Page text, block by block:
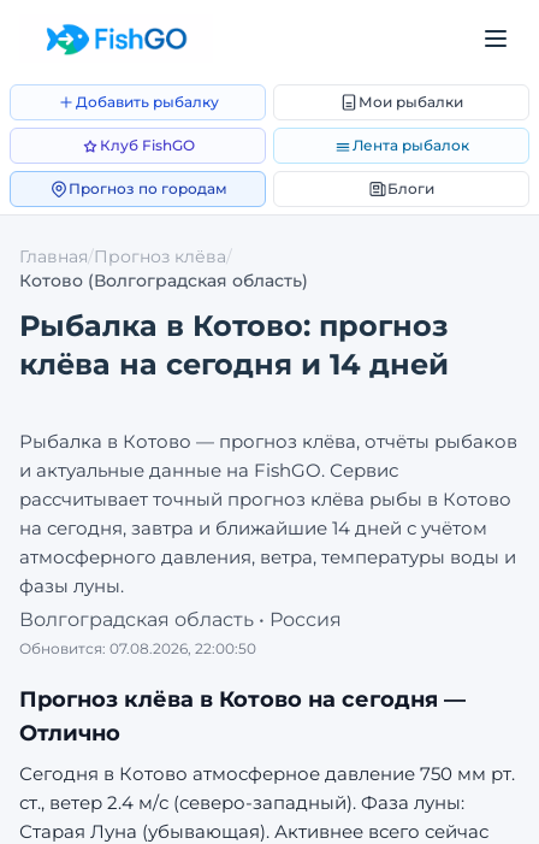
Добавить рыбалку Мои рыбалки
Клуб FishGO Лента рыбалок
Прогноз по городам Блоги
Главная/Прогноз клёва/
Котово (Волгоградская область)
Рыбалка в Котово: прогноз
клёва на сегодня и 14 дней
Рыбалка в Котово — прогноз клёва, отчёты рыбаков
и актуальные данные на FishGO. Сервис
рассчитывает точный прогноз клёва рыбы в Котово
на сегодня, завтра и ближайшие 14 дней с учётом
атмосферного давления, ветра, температуры воды и
фазы луны.
Волгоградская область • Россия
Обновится: 07.08.2026, 22:00:50
Прогноз клёва в Котово на сегодня —
Отлично
Сегодня в Котово атмосферное давление 750 мм рт.
ст., ветер 2.4 м/с (северо-западный). Фаза луны:
Старая Луна (убывающая). Активнее всего сейчас